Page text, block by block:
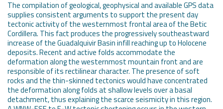
The compilation of geological, geophysical and available GPS data
supplies consistent arguments to support the present day
tectonic activity of the westernmost frontal area of the Betic
Cordillera. This fact produces the progressively southeastward
increase of the Guadalquivir Basin infill reaching up to Holocene
deposits. Recent and active folds accommodate the
deformation along the westernmost mountain front and are
responsible of its rectilinear character. The presence of soft
rocks and the thin-skinned tectonics would have concentrated
the deformation along folds at shallow levels over a basal
detachment, thus explaining the scarce seismicity in this region.